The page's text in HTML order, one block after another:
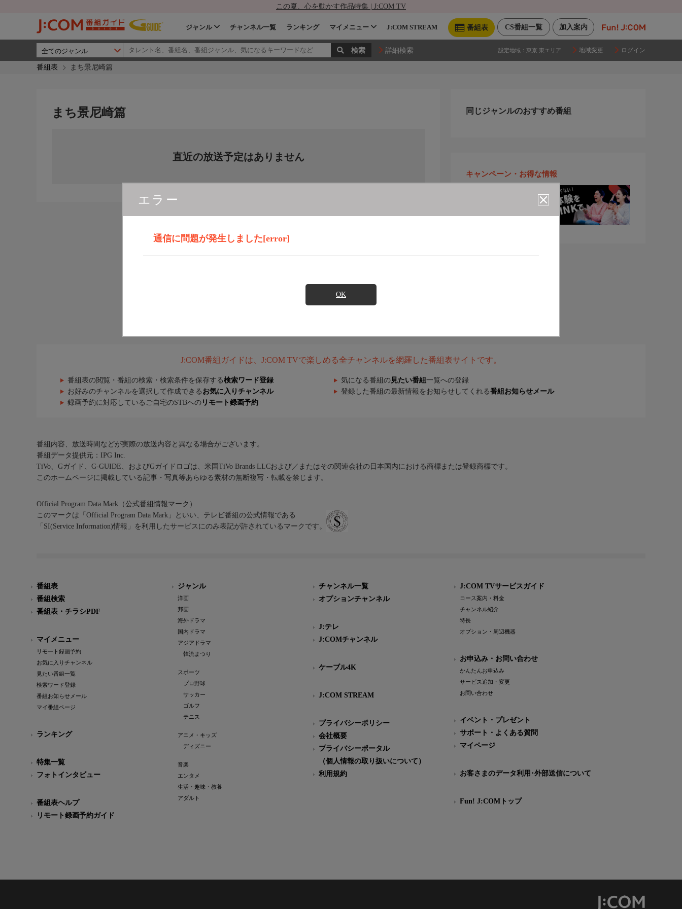
この夏、心を動かす作品特集 | J:COM TV
加入案内
CS番組一覧
番組表
ジャンル チャンネル一覧 ランキング マイメニュー J:COM STREAM
詳細検索 設定地域： 東京 東エリア 地域変更 ログイン
番組表 まち景尼崎篇
エラー
通信に問題が発生しました[error]
OK
まち景尼崎篇
直近の放送予定はありません
同じジャンルのおすすめ番組
キャンペーン・お得な情報
J:COM番組ガイドは、J:COM TVで楽しめる全チャンネルを網羅した番組表サイトです。
番組表の閲覧・番組の検索・検索条件を保存する検索ワード登録 気になる番組の 見たい番組 一覧への登録
お好みのチャンネルを選択して作成できる お気に入りチャンネル 登録した番組の最新情報をお知らせしてくれる番組お知らせメール
録画予約に対応しているご自宅のSTBへの リモート録画予約
番組内容、放送時間などが実際の放送内容と異なる場合がございます。
番組データ提供元：IPG Inc.
TiVo、Gガイド、G-GUIDE、およびGガイドロゴは、米国TiVo Brands LLCおよび／またはその関連会社の日本国内における商標または登録商標です。
このホームページに掲載している記事・写真等あらゆる素材の無断複写・転載を禁じます。
Official Program Data Mark（公式番組情報マーク）
このマークは「Official Program Data Mark」といい、テレビ番組の公式情報である
「SI(Service Information)情報」を利用したサービスにのみ表記が許されているマークです。
番組表
番組検索
番組表・チラシPDF
マイメニュー
リモート録画予約
お気に入りチャンネル
見たい番組一覧
検索ワード登録
番組お知らせメール
マイ番組ページ
ランキング
特集一覧
フォトインタビュー
番組表ヘルプ
リモート録画予約ガイド
ジャンル
洋画
邦画
海外ドラマ
国内ドラマ
アジアドラマ
韓流まつり
スポーツ
プロ野球
サッカー
ゴルフ
テニス
アニメ・キッズ
ディズニー
音楽
エンタメ
生活・趣味・教養
アダルト
チャンネル一覧
オプションチャンネル
J:テレ
J:COMチャンネル
ケーブル4K
J:COM STREAM
プライバシーポリシー
会社概要
プライバシーポータル
（個人情報の取り扱いについて）
利用規約
J:COM TVサービスガイド
コース案内・料金
チャンネル紹介
特長
オプション・周辺機器
お申込み・お問い合わせ
かんたんお申込み
サービス追加・変更
お問い合わせ
イベント・プレゼント
サポート・よくある質問
マイページ
お客さまのデータ利用･外部送信について
Fun! J:COMトップ